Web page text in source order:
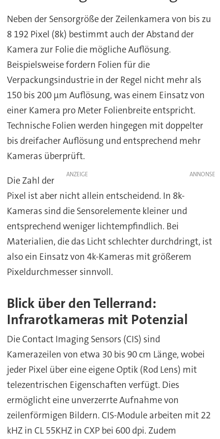
Neben der Sensorgröße der Zeilenkamera von bis zu
8 192 Pixel (8k) bestimmt auch der Abstand der
Kamera zur Folie die mögliche Auflösung.
Beispielsweise fordern Folien für die
Verpackungsindustrie in der Regel nicht mehr als
150 bis 200 μm Auflösung, was einem Einsatz von
einer Kamera pro Meter Folienbreite entspricht.
Technische Folien werden hingegen mit doppelter
bis dreifacher Auflösung und entsprechend mehr
Kameras überprüft.
ANZEIGE
Die Zahl der
Pixel ist aber nicht allein entscheidend. In 8k-
Kameras sind die Sensorelemente kleiner und
entsprechend weniger lichtempfindlich. Bei
Materialien, die das Licht schlechter durchdringt, ist
also ein Einsatz von 4k-Kameras mit größerem
Pixeldurchmesser sinnvoll.
Blick über den Tellerrand:
Infrarotkameras mit Potenzial
Die Contact Imaging Sensors (CIS) sind
Kamerazeilen von etwa 30 bis 90 cm Länge, wobei
jeder Pixel über eine eigene Optik (Rod Lens) mit
telezentrischen Eigenschaften verfügt. Dies
ermöglicht eine unverzerrte Aufnahme von
zeilenförmigen Bildern. CIS-Module arbeiten mit 22
kHZ in CL 55KHZ in CXP bei 600 dpi. Zudem